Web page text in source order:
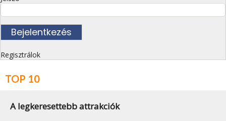
Regisztrálok
TOP 10
A legkeresettebb attrakciók